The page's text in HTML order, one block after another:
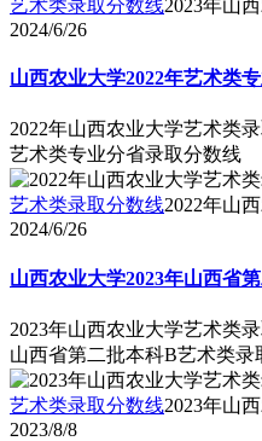
艺术类录取分数线2023年山
2024/6/26
山西农业大学2022年艺术类
2022年山西农业大学艺术类
艺术类专业分省录取分数线
艺术类录取分数线2022年山
2024/6/26
山西农业大学2023年山西省
2023年山西农业大学艺术类
山西省第二批本科B艺术类录
艺术类录取分数线2023年山
2023/8/8